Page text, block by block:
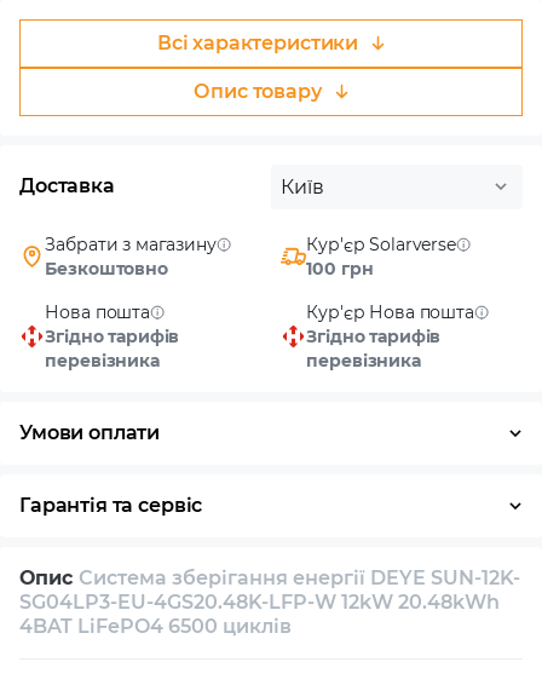
Всі характеристики
Опис товару
Доставка Київ
Забрати з магазину
Безкоштовно
Кур'єр Solarverse
100 грн
Нова пошта
Згідно тарифів
перевізника
Кур'єр Нова пошта
Згідно тарифів
перевізника
Умови оплати
Гарантія та сервіс
Власний сервісний центр Технічна підтримка
Консультація
Опис Система зберігання енергії DEYE SUN-12K-
SG04LP3-EU-4GS20.48K-LFP-W 12kW 20.48kWh
4BAT LiFePO4 6500 циклів